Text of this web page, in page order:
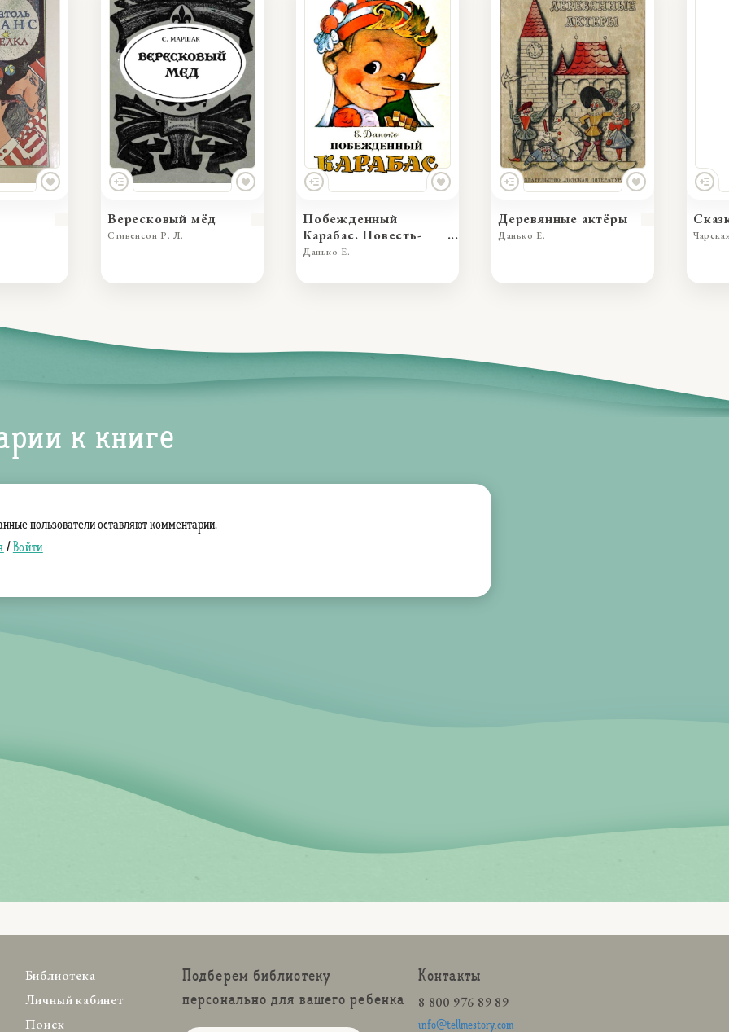
Вересковый мёд
Стивенсон Р. Л.
Побежденный
Карабас. Повесть-
сказка
Данько Е.
Деревянные актёры
Данько Е.
к книге
пользователи оставляют комментарии.
/Войти
Библиотека
Личный кабинет
Поиск
Подберем библиотеку
персонально для вашего ребенка
Контакты
8 800 976 89 89
info@tellmestory.com